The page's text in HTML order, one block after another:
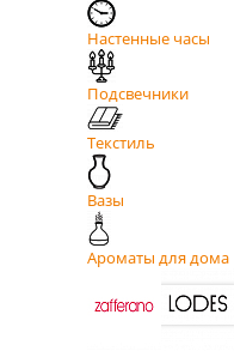
Настенные часы
Подсвечники
Текстиль
Вазы
Ароматы для дома